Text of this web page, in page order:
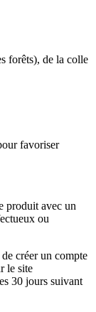
forêts), de la colle
favoriser
produit avec un
ou
créer un compte
le site
30 jours suivant